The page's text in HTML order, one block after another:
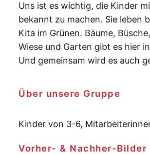
Uns ist es wichtig, die Kinder
bekannt zu machen. Sie leben
Kita im Grünen. Bäume,
Wiese und Garten gibt es hier
Und gemeinsam wird es auch
Über unsere Gruppe
Kinder von 3-6,
Vorher- & Nachher-Bilder